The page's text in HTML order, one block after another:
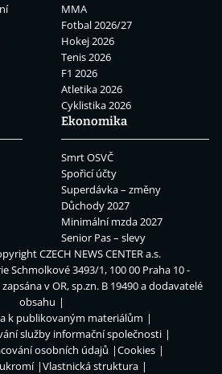
MMA
Fotbal 2026/27
Hokej 2026
Tenis 2026
F1 2026
Atletika 2026
Cyklistika 2026
Ekonomika
Smrt OSVČ
Spořicí účty
Superdávka – změny
Důchody 2027
Minimální mzda 2027
Senior Pas – slevy
CZECH NEWS CENTER a.s.
Schmolkové 3493/1, 100 00 Praha 10 -
v OR, sp.zn. B 19490 a dodavatelé
obsahu
k publikovaným materiálům
služby informační společnosti
osobních údajů
Cookies
Vlastnická struktura